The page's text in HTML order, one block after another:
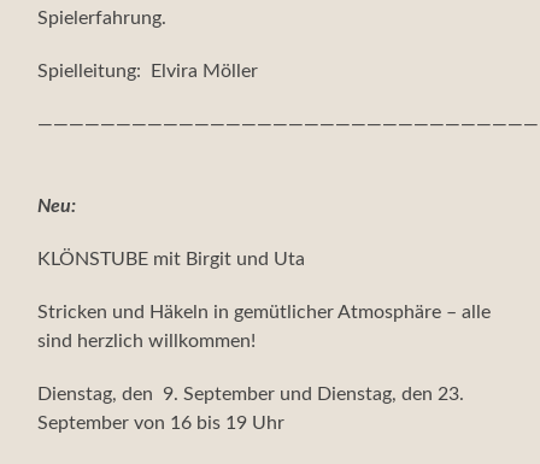
Spielerfahrung.
Spielleitung: Elvira Möller
Neu:
KLÖNSTUBE mit Birgit und Uta
Stricken und Häkeln in gemütlicher Atmosphäre – alle
sind herzlich willkommen!
Dienstag, den 9. September und Dienstag, den 23.
September von 16 bis 19 Uhr